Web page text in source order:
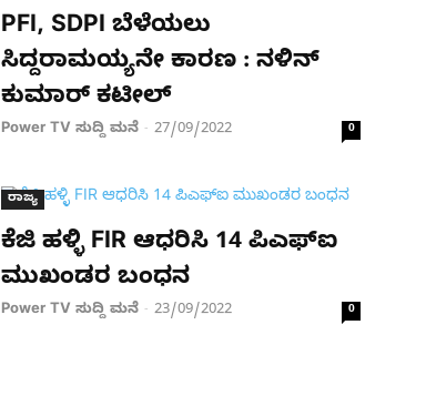
PFI, SDPI ಬೆಳೆಯಲು
ಸಿದ್ದರಾಮಯ್ಯನೇ ಕಾರಣ : ನಳಿನ್​
ಕುಮಾರ್ ಕಟೀಲ್
Power TV ಸುದ್ದಿ ಮನೆ - 27/09/2022 0
ರಾಜ್ಯ
ಕೆಜಿ ಹಳ್ಳಿ FIR ಆಧರಿಸಿ 14 ಪಿಎಫ್ಐ
ಮುಖಂಡರ ಬಂಧನ
Power TV ಸುದ್ದಿ ಮನೆ - 23/09/2022 0